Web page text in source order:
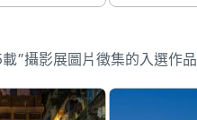
”攝影展圖片徵集的入選作品